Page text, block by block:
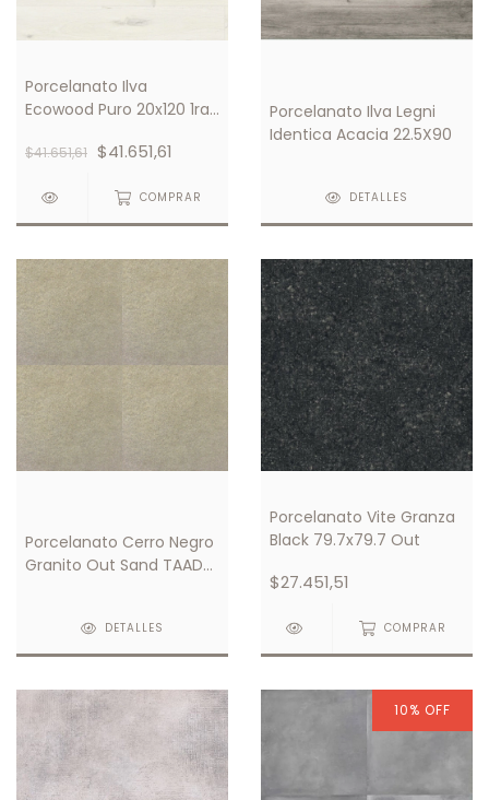
Porcelanato Ilva
Ecowood Puro 20x120 1ra
$41.651,61 $41.651,61
COMPRAR
Porcelanato Ilva Legni
Identica Acacia 22.5X90
DETALLES
Porcelanato Cerro Negro
Granito Out Sand TAAD
DETALLES
Porcelanato Vite Granza
Black 79.7x79.7 Out
$27.451,51
COMPRAR
10% OFF